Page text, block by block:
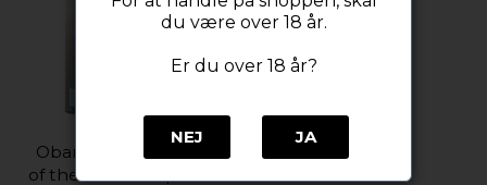
Oban 12 Years Heart
of the Habour Special
du være over 18 år.
Er du over 18 år?
NEJ JA